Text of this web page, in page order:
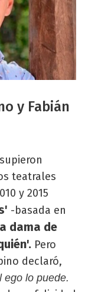
y Fabián
supieron
teatrales
y 2015
-basada en
dama de
Pero
declaró,
ego lo puede.